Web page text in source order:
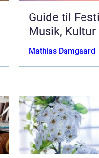
Guide til
Musik,
Mathias Damgaard